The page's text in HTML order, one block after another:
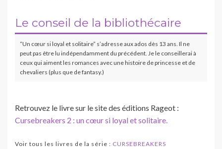
Le conseil de la bibliothécaire
“Un cœur si loyal et solitaire” s’adresse aux ados dès 13 ans. Il ne
peut pas être lu indépendamment du précédent. Je le conseillerai à
ceux qui aiment les romances avec une histoire de princesse et de
chevaliers (plus que de fantasy.)
Retrouvez le livre sur le site des éditions Rageot :
Cursebreakers 2 : un cœur si loyal et solitaire.
Voir tous les livres de la série : CURSEBREAKERS